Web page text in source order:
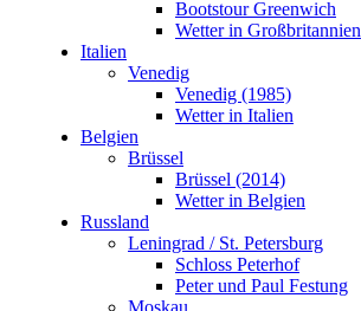
Schloss Peterhof
Peter und Paul Festung
Moskau
WdncH
Tschechien
Prag
Anreise Prag (1988)
Stadtansichten Prag
Burg Karlstein
KZ Theresienstadt
Estland
Über den Wolken
Kontakt
Bootstour Greenwich
Wetter in Großbritannien
Italien
Venedig
Venedig (1985)
Wetter in Italien
Belgien
Brüssel
Brüssel (2014)
Wetter in Belgien
Russland
Leningrad / St. Petersburg
Schloss Peterhof
Peter und Paul Festung
Moskau